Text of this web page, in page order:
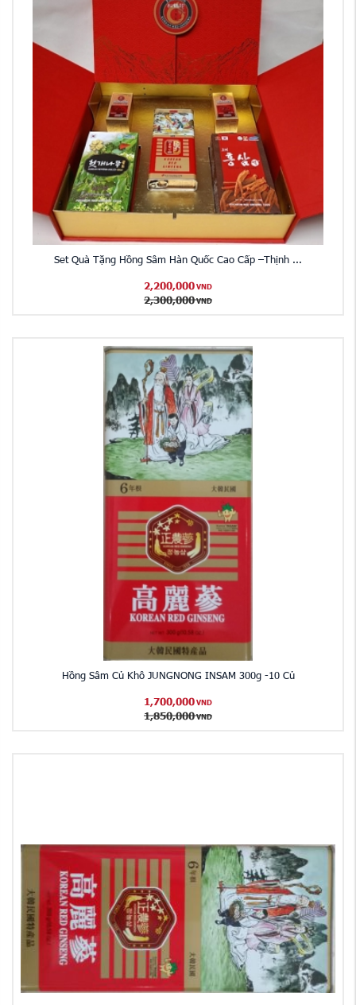
Set Quà Tặng Hồng Sâm Hàn Quốc Cao Cấp –Thịnh ...
2,200,000 VND
2,300,000 VND
Hồng Sâm Củ Khô JUNGNONG INSAM 300g -10 Củ
1,700,000 VND
1,850,000 VND